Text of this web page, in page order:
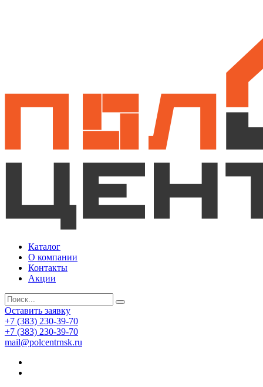
Каталог
О компании
Контакты
Акции
Оставить заявку
+7 (383) 230-39-70
+7 (383) 230-39-70
mail@polcentrnsk.ru